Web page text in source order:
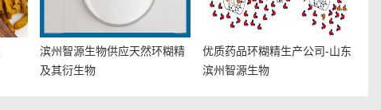
滨州智源生物供应天然环糊精
及其衍生物
优质药品环糊精生产公司-山东
滨州智源生物